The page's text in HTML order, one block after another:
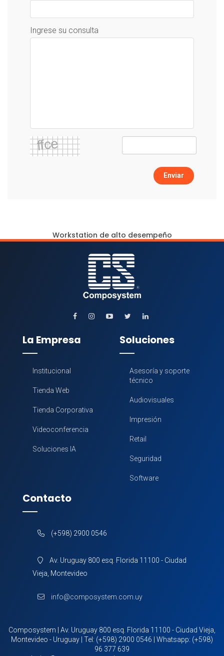
Ingrese su consulta
Enviar
Workstation de alto desempeño
La Empresa
Institucional
Tienda Web
Tienda Corporativa
Videoconferencia
Soluciones IA
Soluciones
Asesoría y soporte
técnico
Audiovisuales
Impresión
Retail
Seguridad
Software
Contacto
(+598) 2900 0546
Av. Uruguay 800 esq. Florida 11100 - Ciudad
Vieja, Montevideo
info@composystem.com.uy
Composystem | Av. Uruguay 800 esq. Florida 11100 - Ciudad Vieja,
Montevideo - Uruguay | Tel: (+598) 2900 0546 | Whatsapp: (+598)
96 377 639